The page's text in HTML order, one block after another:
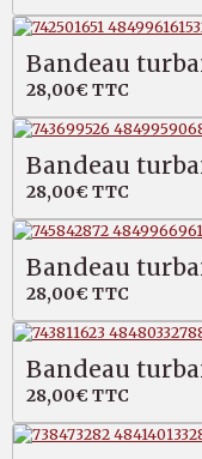
Bandeau
28,00€ TTC
Bandeau
28,00€ TTC
Bandeau
28,00€ TTC
Bandeau
28,00€ TTC